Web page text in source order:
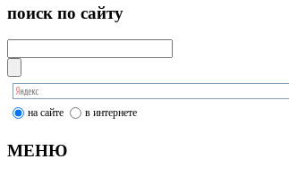
поиск по сайту
на сайте в интернете
МЕНЮ